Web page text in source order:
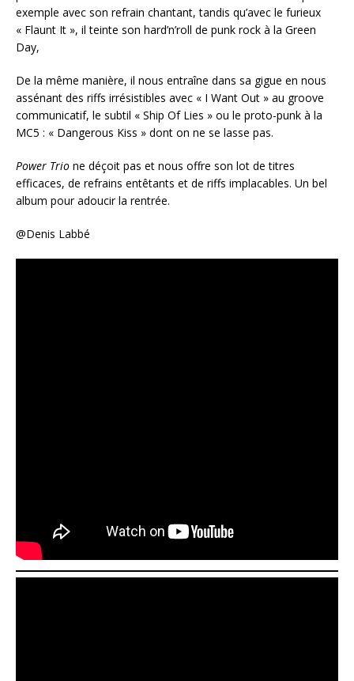
exemple avec son refrain chantant, tandis qu’avec le furieux
« Flaunt It », il teinte son hard’n’roll de punk rock à la Green
Day,
De la même manière, il nous entraîne dans sa gigue en nous
assénant des riffs irrésistibles avec « I Want Out » au groove
communicatif, le subtil « Ship Of Lies » ou le proto-punk à la
MC5 : « Dangerous Kiss » dont on ne se lasse pas.
Power Trio ne déçoit pas et nous offre son lot de titres
efficaces, de refrains entêtants et de riffs implacables. Un bel
album pour adoucir la rentrée.
@Denis Labbé